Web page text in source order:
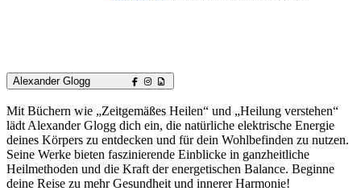
Alexander Glogg
Mit Büchern wie „Zeitgemäßes Heilen“ und „Heilung verstehen“
lädt Alexander Glogg dich ein, die natürliche elektrische Energie
deines Körpers zu entdecken und für dein Wohlbefinden zu nutzen.
Seine Werke bieten faszinierende Einblicke in ganzheitliche
Heilmethoden und die Kraft der energetischen Balance. Beginne
deine Reise zu mehr Gesundheit und innerer Harmonie!